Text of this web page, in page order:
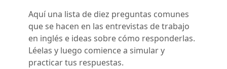
Aquí una lista de diez preguntas comunes
que se hacen en las entrevistas de trabajo
en inglés e ideas sobre cómo responderlas.
Léelas y luego comience a simular y
practicar tus respuestas.